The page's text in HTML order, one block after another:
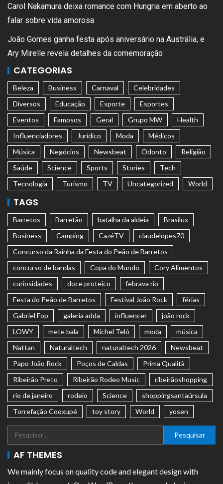
Carol Nakamura deixa romance com Hungria em aberto ao
falar sobre vida amorosa
João Gomes ganha festa após aniversário na Austrália, e
Ary Mirelle revela detalhes da comemoração
CATEGORIAS
Beleza Business Carnaval
Celebridades
Diversos
Educação Esporte
Esportes
Eventos
Famosos Geral Grupo MW
Health
Influenciadores
Jurídico Moda
Médicos
Música
Negócios Newsbeat Odonto
Religião
Saúde
Science Sports Stories
Tech
Tecnologia
Turismo TV Uncategorized World
TAGS
Barretos Barretão batalha da aldeia
Brasilux
Business
Camping CazéTV
claudelopes70
Concurso da Rainha da Festa do Peão de Barretos
concurso de bandas
Copa do Mundo
Cory Alimentos
curiosidades
doce proteico
febrava rio
Festa do Peão de Barretos
Festival João Rock
férias
Gabriel Fop
galeria adda influencer
joão rock
LOWY
mete bala Michel Teló moda
música
Nattan
Naturaltech naturaltech 2026
Newsbeat
Papo João Rock
Poços de Caldas
Prima Qualità
Ribeirão Preto
Ribeirão Rodeo Music
ribeirãoshopping
rio de janeiro
rodeio Science
shoppingsantaúrsula
Torrefação Cooxupé
toy story World yosen
AF THEMES
We mainly focus on quality code and elegant design with